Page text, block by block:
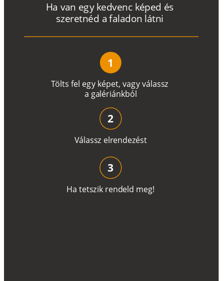
Tölts fel egy képet, vagyválassz
a galériánkból
Ha van egy kedvenc képed és
szeretnéd a faladon látni
1
Válassz elrendezést
2
Ha tetszik rendeld meg!
3